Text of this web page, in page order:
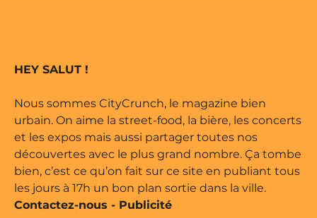
édité par Buena Onda Web •
HEY SALUT !
Nous sommes CityCrunch, le magazine bien
urbain. On aime la street-food, la bière, les concerts
et les expos mais aussi partager toutes nos
découvertes avec le plus grand nombre. Ça tombe
bien, c’est ce qu’on fait sur ce site en publiant tous
les jours à 17h un bon plan sortie dans la ville.
Contactez-nous - Publicité